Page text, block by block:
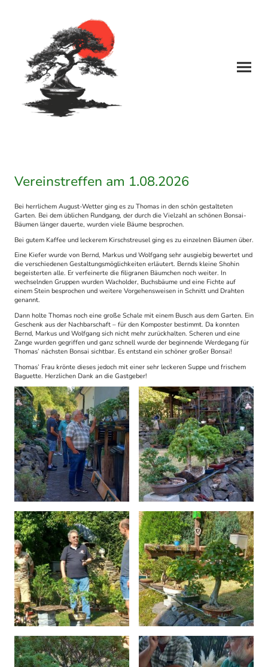
Vereinstreffen am 1.08.2026
Bei herrlichem August-Wetter ging es zu Thomas in den schön gestalteten
Garten. Bei dem üblichen Rundgang, der durch die Vielzahl an schönen Bonsai-
Bäumen länger dauerte, wurden viele Bäume besprochen.
Bei gutem Kaffee und leckerem Kirschstreusel ging es zu einzelnen Bäumen über.
Eine Kiefer wurde von Bernd, Markus und Wolfgang sehr ausgiebig bewertet und
die verschiedenen Gestaltungsmöglichkeiten erläutert. Bernds kleine Shohin
begeisterten alle. Er verfeinerte die filigranen Bäumchen noch weiter. In
wechselnden Gruppen wurden Wacholder, Buchsbäume und eine Fichte auf
einem Stein besprochen und weitere Vorgehensweisen in Schnitt und Drahten
genannt.
Dann holte Thomas noch eine große Schale mit einem Busch aus dem Garten. Ein
Geschenk aus der Nachbarschaft – für den Komposter bestimmt. Da konnten
Bernd, Markus und Wolfgang sich nicht mehr zurückhalten. Scheren und eine
Zange wurden gegriffen und ganz schnell wurde der beginnende Werdegang für
Thomas’ nächsten Bonsai sichtbar. Es entstand ein schöner großer Bonsai!
Thomas’ Frau krönte dieses jedoch mit einer sehr leckeren Suppe und frischem
Baguette. Herzlichen Dank an die Gastgeber!